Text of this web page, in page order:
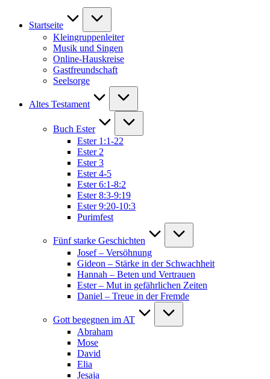
Startseite
Kleingruppenleiter
Musik und Singen
Online-Hauskreise
Gastfreundschaft
Seelsorge
Altes Testament
Buch Ester
Ester 1:1-22
Ester 2
Ester 3
Ester 4-5
Ester 6:1-8:2
Ester 8:3-9:19
Ester 9:20-10:3
Purimfest
Fünf starke Geschichten
Josef – Versöhnung
Gideon – Stärke in der Schwachheit
Hannah – Beten und Vertrauen
Ester – Mut in gefährlichen Zeiten
Daniel – Treue in der Fremde
Gott begegnen im AT
Abraham
Mose
David
Elia
Jesaja